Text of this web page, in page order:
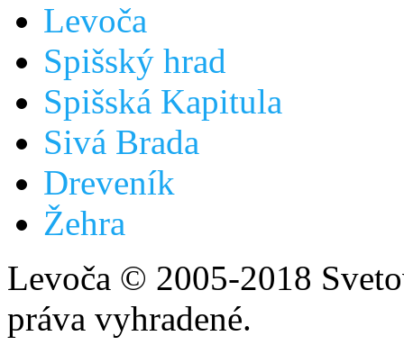
Levoča
Spišský hrad
Spišská Kapitula
Sivá Brada
Dreveník
Žehra
Levoča © 2005-2018
práva vyhradené.